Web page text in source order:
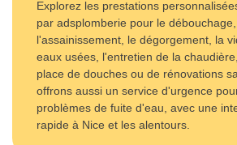
Explorez les prestations
par adsplomberie pour le débouchage,
l'assainissement, le dégorgement, la
eaux usées, l'entretien de la
place de douches ou de rénovations
offrons aussi un service d'urgence
problèmes de fuite d'eau, avec une
rapide à Nice et les alentours.